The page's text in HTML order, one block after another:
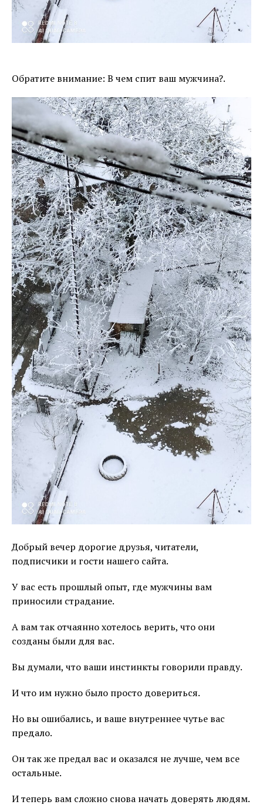
Обратите внимание: В чем спит ваш мужчина?.
Добрый вечер дорогие друзья, читатели,
подписчики и гости нашего сайта.
У вас есть прошлый опыт, где мужчины вам
приносили страдание.
А вам так отчаянно хотелось верить, что они
созданы были для вас.
Вы думали, что ваши инстинкты говорили правду.
И что им нужно было просто довериться.
Но вы ошибались, и ваше внутреннее чутье вас
предало.
Он так же предал вас и оказался не лучше, чем все
остальные.
И теперь вам сложно снова начать доверять людям.